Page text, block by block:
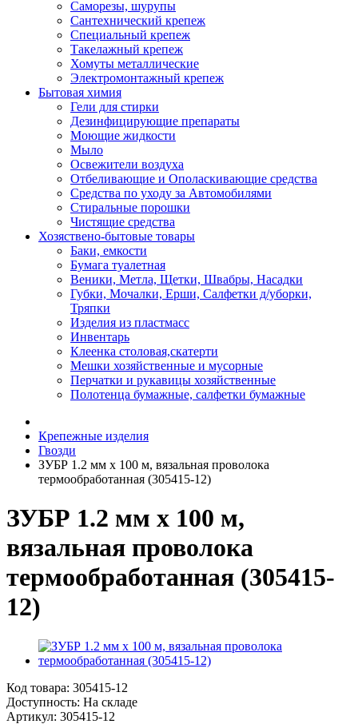
Саморезы, шурупы
Сантехнический крепеж
Специальный крепеж
Такелажный крепеж
Хомуты металлические
Электромонтажный крепеж
Бытовая химия
Гели для стирки
Дезинфицирующие препараты
Моющие жидкости
Мыло
Освежители воздуха
Отбеливающие и Ополаскивающие средства
Средства по уходу за Автомобилями
Стиральные порошки
Чистящие средства
Хозяствено-бытовые товары
Баки, емкости
Бумага туалетная
Веники, Метла, Щетки, Швабры, Насадки
Губки, Мочалки, Ерши, Салфетки д/уборки,
Тряпки
Изделия из пластмасс
Инвентарь
Клеенка столовая,скатерти
Мешки хозяйственные и мусорные
Перчатки и рукавицы хозяйственные
Полотенца бумажные, салфетки бумажные
Крепежные изделия
Гвозди
ЗУБР 1.2 мм х 100 м, вязальная проволока
термообработанная (305415-12)
ЗУБР 1.2 мм х 100 м,
вязальная проволока
термообработанная (305415-
12)
Код товара: 305415-12
Доступность: На складе
Артикул: 305415-12